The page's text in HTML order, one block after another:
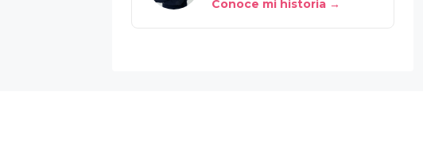
Conoce mi historia →